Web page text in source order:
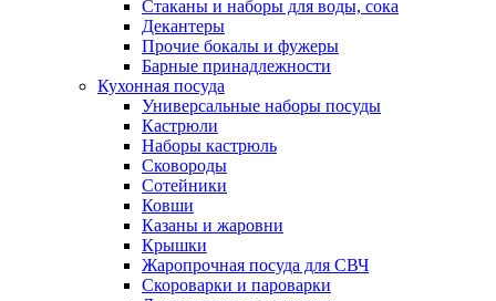
Стаканы и наборы для воды, сока
Декантеры
Прочие бокалы и фужеры
Барные принадлежности
Кухонная посуда
Универсальные наборы посуды
Кастрюли
Наборы кастрюль
Сковороды
Сотейники
Ковши
Казаны и жаровни
Крышки
Жаропрочная посуда для СВЧ
Скороварки и пароварки